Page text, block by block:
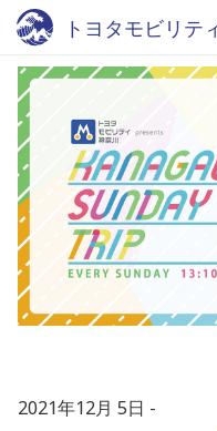
トヨタモビリ
KANAGAWA
yokohama 84.7
2021年12月 5日